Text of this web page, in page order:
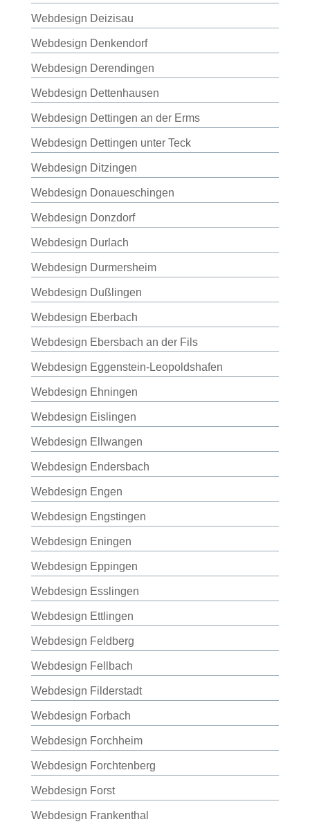
Webdesign Deizisau
Webdesign Denkendorf
Webdesign Derendingen
Webdesign Dettenhausen
Webdesign Dettingen an der Erms
Webdesign Dettingen unter Teck
Webdesign Ditzingen
Webdesign Donaueschingen
Webdesign Donzdorf
Webdesign Durlach
Webdesign Durmersheim
Webdesign Dußlingen
Webdesign Eberbach
Webdesign Ebersbach an der Fils
Webdesign Eggenstein-Leopoldshafen
Webdesign Ehningen
Webdesign Eislingen
Webdesign Ellwangen
Webdesign Endersbach
Webdesign Engen
Webdesign Engstingen
Webdesign Eningen
Webdesign Eppingen
Webdesign Esslingen
Webdesign Ettlingen
Webdesign Feldberg
Webdesign Fellbach
Webdesign Filderstadt
Webdesign Forbach
Webdesign Forchheim
Webdesign Forchtenberg
Webdesign Forst
Webdesign Frankenthal